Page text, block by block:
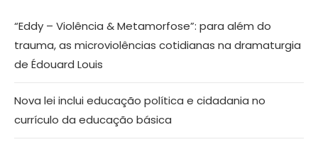
“Eddy – Violência & Metamorfose”: para além do
trauma, as microviolências cotidianas na dramaturgia
de Édouard Louis
Nova lei inclui educação política e cidadania no
currículo da educação básica